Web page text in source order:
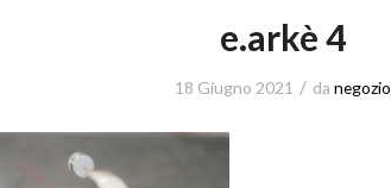
e.arkè 4
18 Giugno 2021 / da negozio